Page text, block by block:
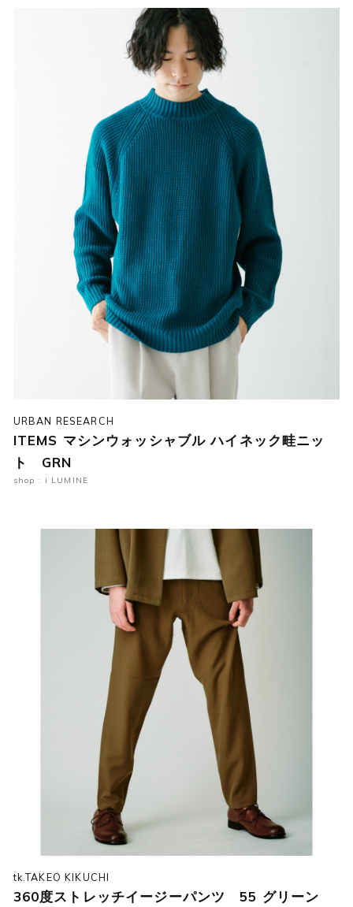
URBAN RESEARCH
ITEMS マシンウォッシャブル ハイネック畦ニッ
ト GRN
shop : i LUMINE
tk.TAKEO KIKUCHI
360度ストレッチイージーパンツ 55 グリーン